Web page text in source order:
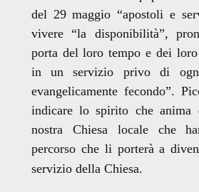
del 29 maggio “apostoli e
vivere “la disponibilità”,
porta del loro tempo e dei
in un servizio privo di
evangelicamente fecondo”.
indicare lo spirito che anima
nostra Chiesa locale che
percorso che li porterà a
servizio della Chiesa.